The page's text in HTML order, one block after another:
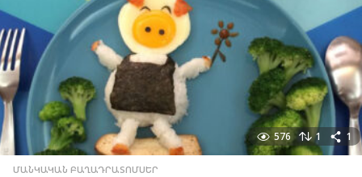
576 1 1
ՄԱՆԿԱԿԱՆ ԲԱՂԱԴՐԱՏՈՄՍԵՐ